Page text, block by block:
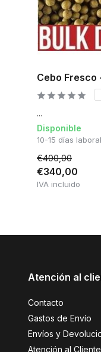
Cebo Fresco
...
Disponible
10-15 días
€400,00
€340,00
IVA incluido
Atención al
Contacto
Gastos de Envío
Envíos y
Atención al Cliente